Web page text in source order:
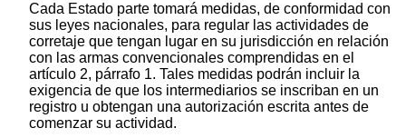
Cada Estado parte tomará medidas, de conformidad con
sus leyes nacionales, para regular las actividades de
corretaje que tengan lugar en su jurisdicción en relación
con las armas convencionales comprendidas en el
artículo 2, párrafo 1. Tales medidas podrán incluir la
exigencia de que los intermediarios se inscriban en un
registro u obtengan una autorización escrita antes de
comenzar su actividad.